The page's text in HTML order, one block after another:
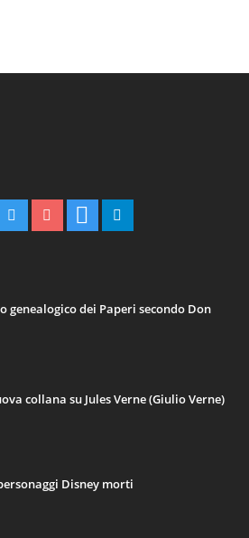
genealogico dei Paperi secondo Don
collana su Jules Verne (Giulio Verne)
Disney morti